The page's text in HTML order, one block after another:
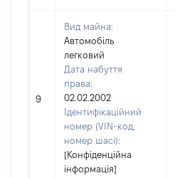
9
Вид майна:
Автомобіль
легковий
Дата набуття
права:
02.02.2002
Ідентифікаційний
номер (VIN-код,
номер шасі):
[Конфіденційна
інформація]